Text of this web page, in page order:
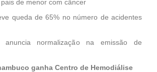
de menor com câncer
queda de 65% no número de acidentes
anuncia normalização na emissão de
ganha Centro de Hemodiálise